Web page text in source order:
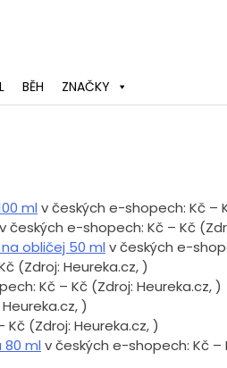
BĚH ZNAČKY
ml v českých e-shopech: Kč –
v českých e-shopech: Kč – Kč
obličej 50 ml v českých e-
(Zdroj: Heureka.cz,)
Kč – Kč (Zdroj: Heureka.cz,)
)
Kč (Zdroj: Heureka.cz,)
ml v českých e-shopech: Kč –